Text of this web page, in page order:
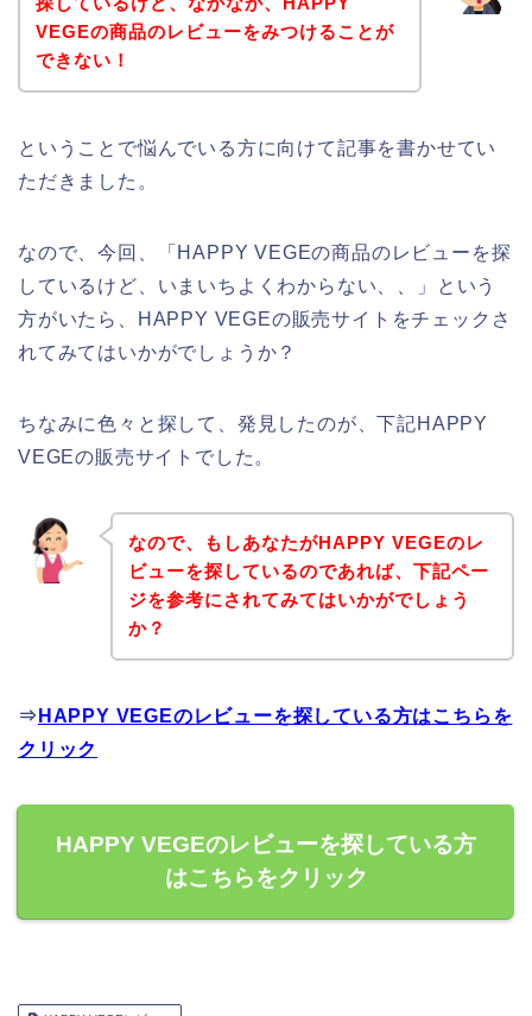
VEGEの商品のレビューをみつけることが
できない！
ということで悩んでいる方に向けて記事を書かせてい
ただきました。
なので、今回、「HAPPY VEGEの商品のレビューを探
しているけど、いまいちよくわからない、、」という
方がいたら、HAPPY VEGEの販売サイトをチェックさ
れてみてはいかがでしょうか？
ちなみに色々と探して、発見したのが、下記HAPPY
VEGEの販売サイトでした。
なので、もしあなたがHAPPY VEGEのレ
ビューを探しているのであれば、下記ペー
ジを参考にされてみてはいかがでしょう
か？
⇒ HAPPY VEGEのレビューを探している方はこちらを
クリック
HAPPY VEGEのレビューを探している方
はこちらをクリック